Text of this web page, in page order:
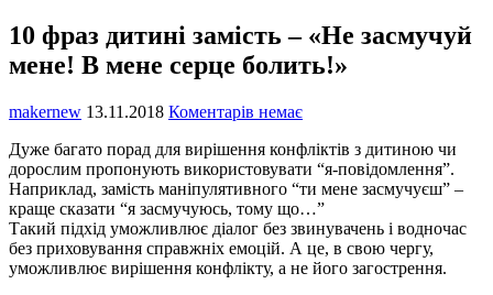
10 фраз дитині замість – «Не засмучуй
мене! В мене серце болить!»
makernew 13.11.2018 Коментарів немає
Дуже багато порад для вирішення конфліктів з дитиною чи
дорослим пропонують використовувати “я-повідомлення”.
Наприклад, замість маніпулятивного “ти мене засмучуєш” –
краще сказати “я засмучуюсь, тому що…”
Такий підхід уможливлює діалог без звинувачень і водночас
без приховування справжніх емоцій. А це, в свою чергу,
уможливлює вирішення конфлікту, а не його загострення.